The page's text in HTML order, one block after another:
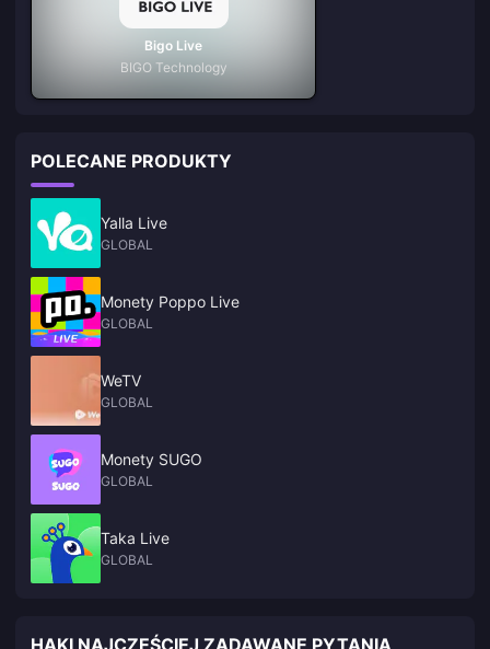
Bigo Live
BIGO Technology
POLECANE PRODUKTY
Yalla Live
GLOBAL
Monety Poppo Live
GLOBAL
WeTV
GLOBAL
Monety SUGO
GLOBAL
Taka Live
GLOBAL
HAKI NAJCZĘŚCIEJ ZADAWANE PYTANIA